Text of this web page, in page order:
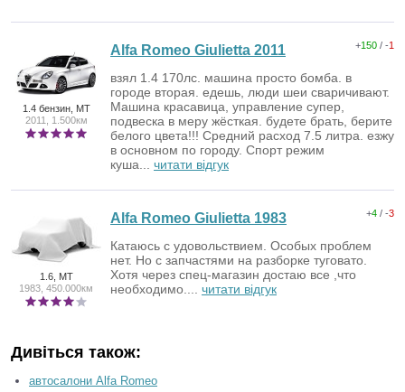
1.4 бензин, MT
2011, 1.500км
+150 / -1
Alfa Romeo Giulietta 2011
взял 1.4 170лс. машина просто бомба. в
городе вторая. едешь, люди шеи сваричивают.
Машина красавица, управление супер,
подвеска в меру жёсткая. будете брать, берите
белого цвета!!! Средний расход 7.5 литра. езжу
в основном по городу. Спорт режим
куша... читати відгук
1.6, MT
1983, 450.000км
+4 / -3
Alfa Romeo Giulietta 1983
Катаюсь с удовольствием. Особых проблем
нет. Но с запчастями на разборке туговато.
Хотя через спец-магазин достаю все ,что
необходимо.... читати відгук
Дивіться також:
автосалони Alfa Romeo